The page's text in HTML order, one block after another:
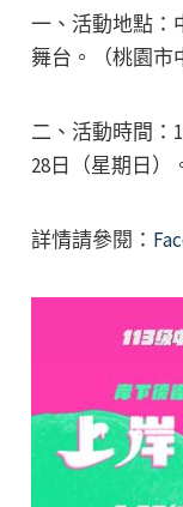
一、活動地點：
舞台。（桃園市
二、活動時間：
28日（星期日）
詳情請參閱：